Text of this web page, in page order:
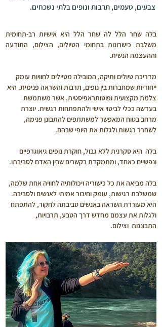
צבעים, טעמים, תרבות ונופים בלתי נשכחים.
וההעצמה הנשית.
מדריכת טיולים ותיקה, המובילה מטיילים לחוויות עומק
ייחודיות שמחברות בין נופים, תרבות והשראה פנימית. היא
צלמת מקצועית ופוטותראפיסטית, אשר משתמשת
בעדשה ככלי לביטוי אישי ולהתפתחות רגשית. יוצרת
מרחב בטוח המאפשר למשתתפים להתבונן פנימה,
לשחרר רגשות ולגלות את היופי שבהם.
בלה  היא סקרנית ללא גבול, חוקרת נופים גיאוגרפיים
ונפשיים כאחד, ומתמקדת בקשרים שבין האדם לסביבתו.
בלה מביאה את כל כישוריה ויכולותיה לחוויה אחת שלמה,
שמשלבת רגישות, עומק וחיבור אמיתי לאנשים ולסביבה.
היא מעוררת השראה באנשים סביבתה לחקור, להתפתח
ולגלות את עצמם מחדש דרך הטבע, תרבויות,
התבוננות  וצילום.